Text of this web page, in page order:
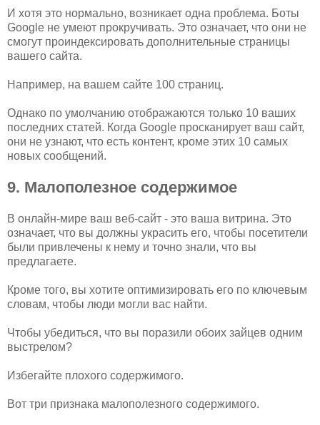
И хотя это нормально, возникает одна проблема. Боты
Google не умеют прокручивать. Это означает, что они не
смогут проиндексировать дополнительные страницы
вашего сайта.
Например, на вашем сайте 100 страниц.
Однако по умолчанию отображаются только 10 ваших
последних статей. Когда Google просканирует ваш сайт,
они не узнают, что есть контент, кроме этих 10 самых
новых сообщений.
9. Малополезное содержимое
В онлайн-мире ваш веб-сайт - это ваша витрина. Это
означает, что вы должны украсить его, чтобы посетители
были привлечены к нему и точно знали, что вы
предлагаете.
Кроме того, вы хотите оптимизировать его по ключевым
словам, чтобы люди могли вас найти.
Чтобы убедиться, что вы поразили обоих зайцев одним
выстрелом?
Избегайте плохого содержимого.
Вот три признака малополезного содержимого.